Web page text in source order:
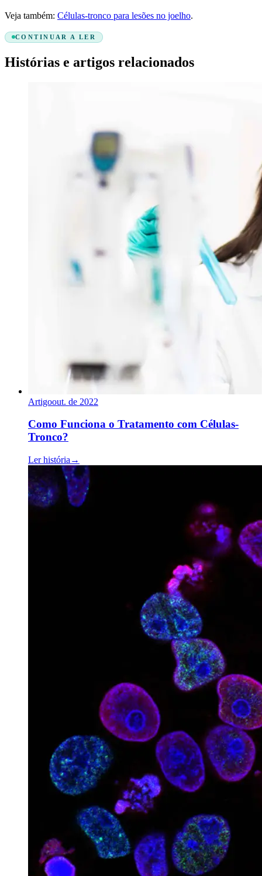
Veja também: Células-tronco para lesões no joelho.
CONTINUAR A LER
Histórias e artigos relacionados
Artigoout. de 2022
Como Funciona o Tratamento com Células-
Tronco?
Ler história →